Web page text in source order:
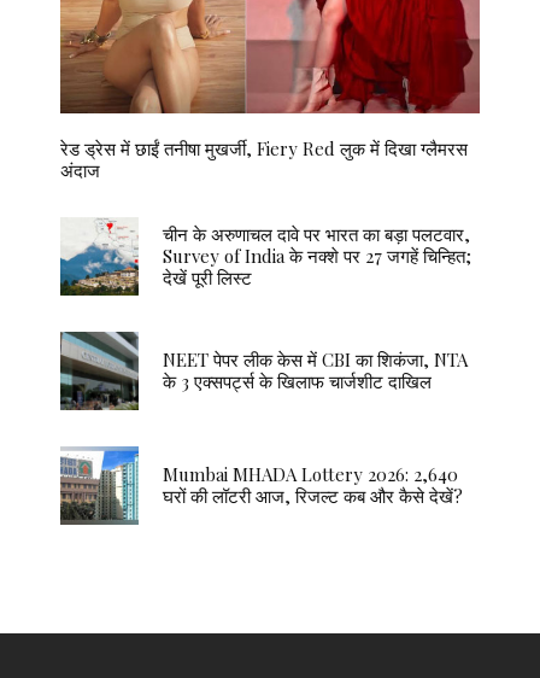
रेड ड्रेस में छाईं तनीषा मुखर्जी, Fiery Red लुक में दिखा ग्लैमरस
अंदाज
चीन के अरुणाचल दावे पर भारत का बड़ा पलटवार,
Survey of India के नक्शे पर 27 जगहें चिन्हित;
देखें पूरी लिस्ट
NEET पेपर लीक केस में CBI का शिकंजा, NTA
के 3 एक्सपर्ट्स के खिलाफ चार्जशीट दाखिल
Mumbai MHADA Lottery 2026: 2,640
घरों की लॉटरी आज, रिजल्ट कब और कैसे देखें?